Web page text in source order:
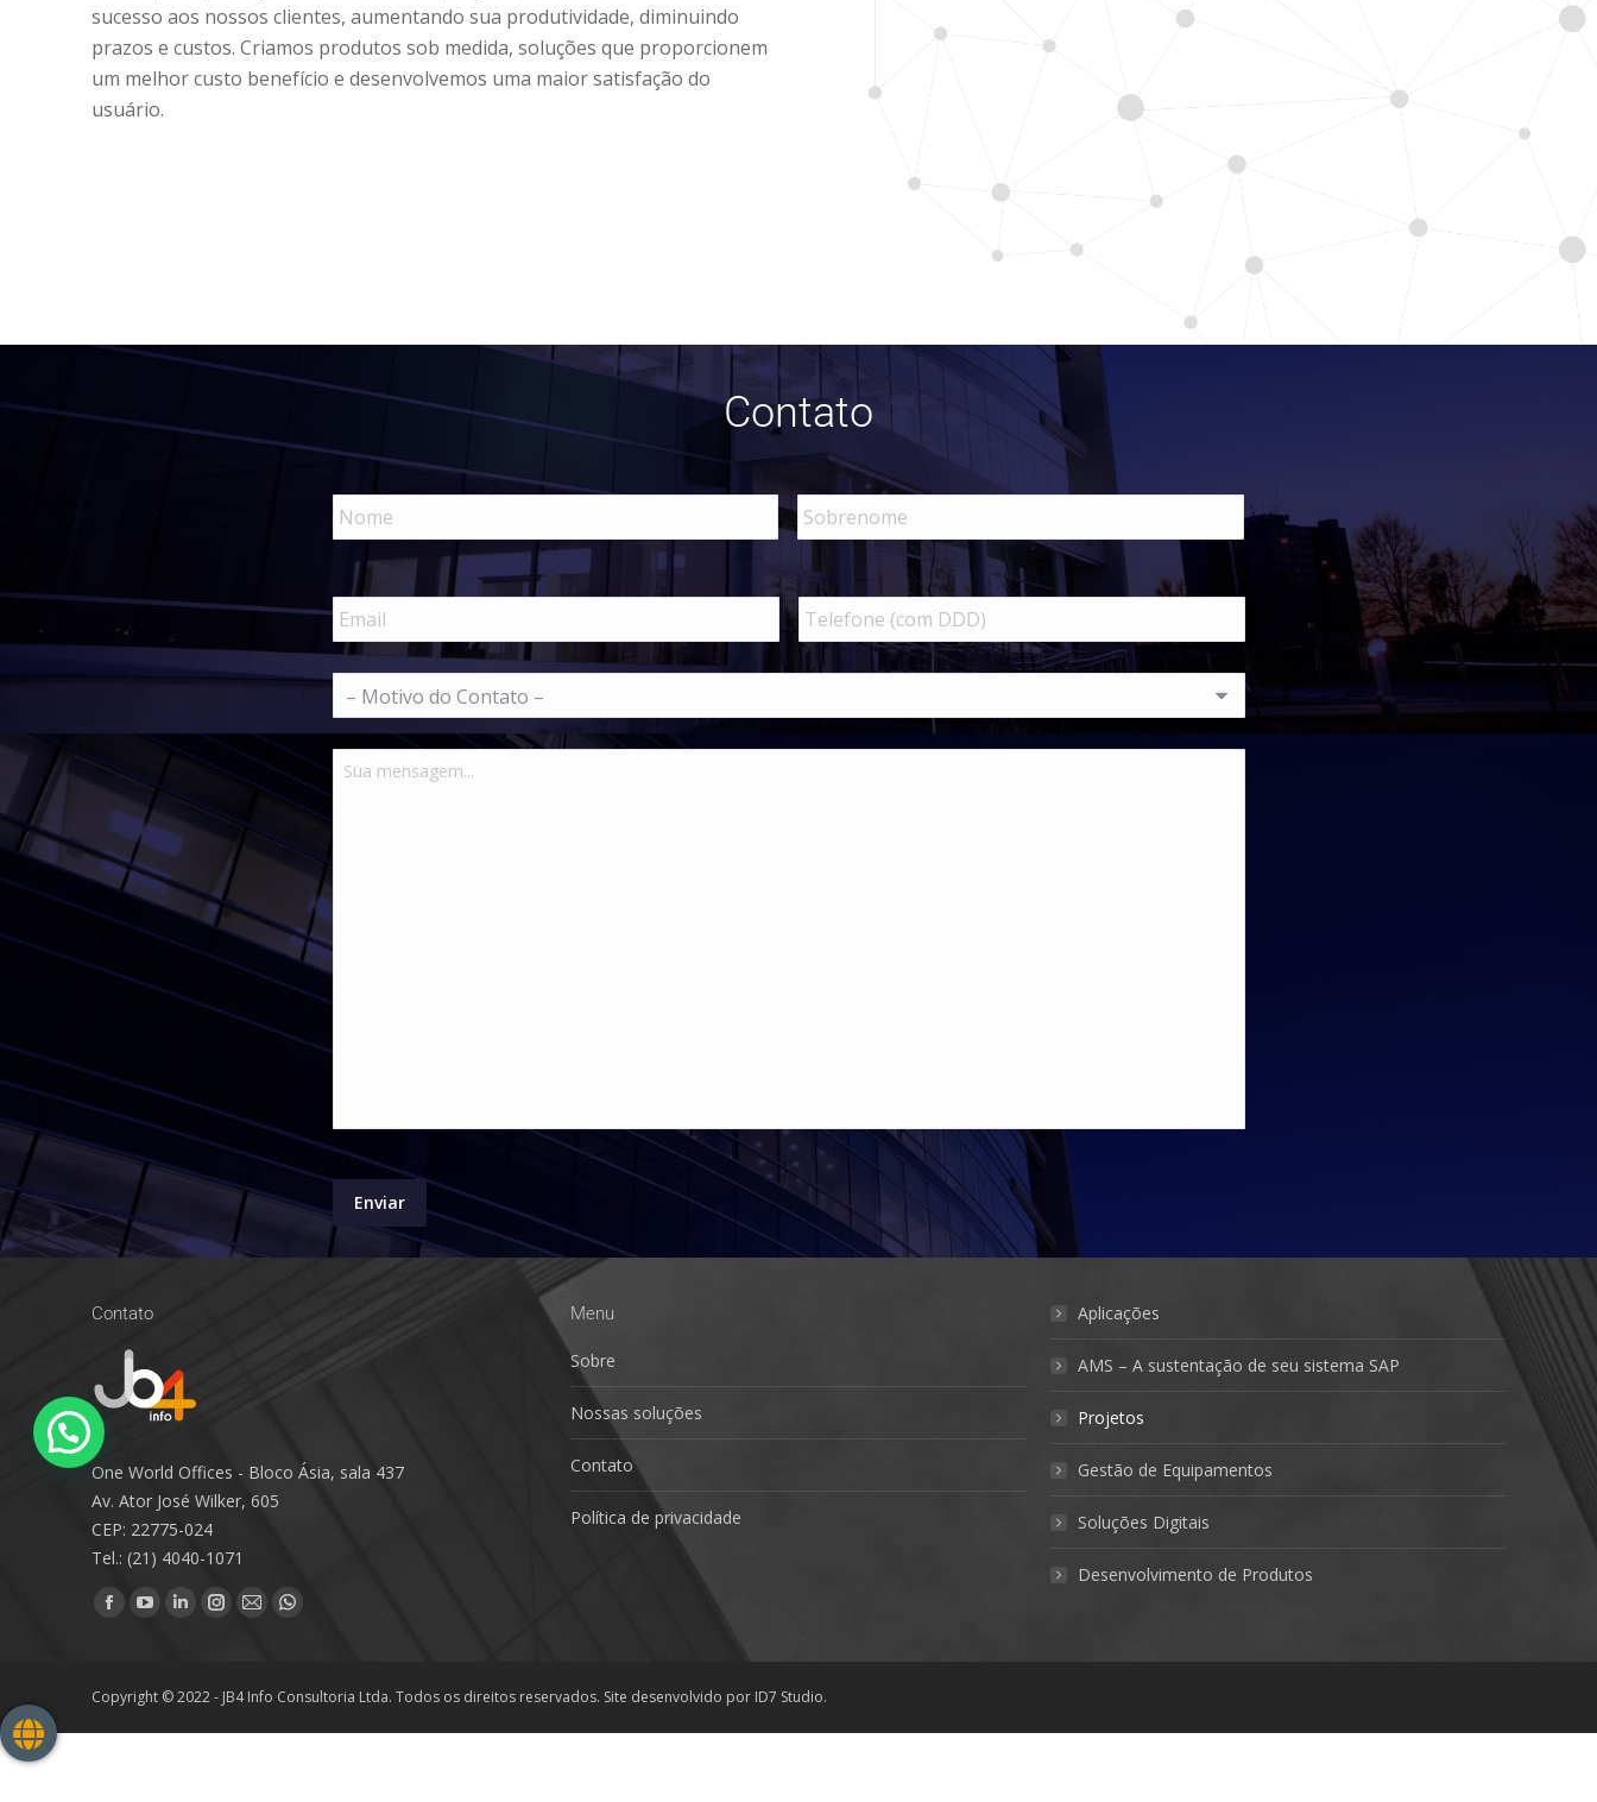
sucesso aos nossos clientes, aumentando sua produtividade, diminuindo
prazos e custos. Criamos produtos sob medida, soluções que proporcionem
um melhor custo benefício e desenvolvemos uma maior satisfação do
usuário.
Contato
Nome *
mail *
Telefone
Motivo
do
Contato
Mensagem
Contato
One World Offices - Bloco Ásia, sala 437
Av. Ator José Wilker, 605
CEP: 22775-024
Tel.: (21) 4040-1071
Encontre-nos em:
Menu
Sobre
Nossas soluções
Contato
Política de privacidade
Aplicações
AMS – A sustentação de seu sistema SAP
Projetos
Gestão de Equipamentos
Soluções Digitais
Desenvolvimento de Produtos
Copyright © 2022 - JB4 Info Consultoria Ltda. Todos os direitos reservados. Site desenvolvido por ID7 Studio.